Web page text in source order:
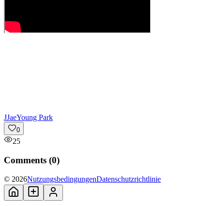
JJaeYoung Park
0
25
Comments (0)
© 2026NutzungsbedingungenDatenschutzrichtlinie